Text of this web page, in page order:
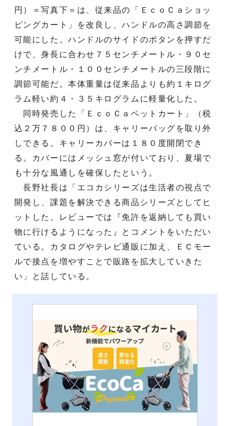
円）＝写真下＝は、従来品の「ＥｃｏＣａショッ
ピングカート」を改良し、ハンドルの高さ調節を
可能にした。ハンドルのサイドのボタンを押すだ
けで、身長に合わせ７５センチメートル・９０セ
ンチメートル・１００センチメートルの三段階に
調節可能だ。本体重量は従来品よりも約１キログ
ラム軽い約４・３５キログラムに軽量化した。
同時発売した「ＥｃｏＣａペットカート」（税
込２万７８００円）は、キャリーバッグを取り外
しできる。キャリーカバーは１８０度開閉でき
る。カバーにはメッシュ窓が付いており、夏場で
も十分な風通しを確保したという。
長野社長は「エコカシリーズは生活者の視点で
開発し、課題を解決できる商品シリーズとしてヒ
ットした。レビューでは『免許を返納しても買い
物に行けるようになった』とコメントをいただい
ている。カタログやテレビ通販に加え、ＥＣモー
ルで接点を増やすことで販路を拡大していきた
い」と話している。